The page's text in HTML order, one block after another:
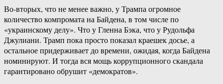
Во-вторых, что не менее важно, у Трампа огромное
количество компромата на Байдена, в том числе по
«украинскому делу». Что у Гленна Бэка, что у Рудольфа
Джулиани. Трамп пока просто показал краешек досье, а
остальное придерживает до времени, ожидая, когда Байдена
номинируют. И тогда вся мощь коррупционного скандала
гарантировано обрушит «демократов».